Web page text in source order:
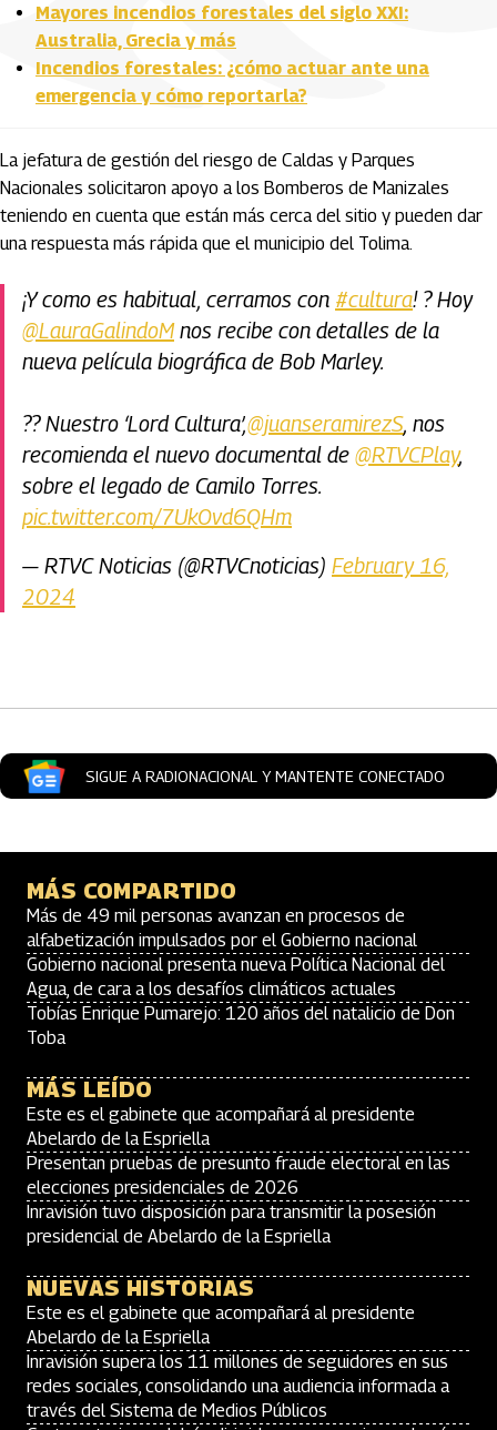
Mayores incendios forestales del siglo XXI:
Australia, Grecia y más
Incendios forestales: ¿cómo actuar ante una
emergencia y cómo reportarla?
La jefatura de gestión del riesgo de Caldas y Parques
Nacionales solicitaron apoyo a los Bomberos de Manizales
teniendo en cuenta que están más cerca del sitio y pueden dar
una respuesta más rápida que el municipio del Tolima.
¡Y como es habitual, cerramos con #cultura! ? Hoy
@LauraGalindoMnos recibe con detalles de la
nueva película biográfica de Bob Marley.
?? Nuestro ‘Lord Cultura’,@juanseramirezS, nos
recomienda el nuevo documental de @RTVCPlay,
sobre el legado de Camilo Torres.
pic.twitter.com/7UkOvd6QHm
— RTVC Noticias (@RTVCnoticias) February 16,
2024
SIGUE A RADIONACIONAL Y MANTENTE CONECTADO
MÁS COMPARTIDO
Más de 49 mil personas avanzan en procesos de
alfabetización impulsados por el Gobierno nacional
Gobierno nacional presenta nueva Política Nacional del
Agua, de cara a los desafíos climáticos actuales
Tobías Enrique Pumarejo: 120 años del natalicio de Don
Toba
MÁS LEÍDO
Este es el gabinete que acompañará al presidente
Abelardo de la Espriella
Presentan pruebas de presunto fraude electoral en las
elecciones presidenciales de 2026
Inravisión tuvo disposición para transmitir la posesión
presidencial de Abelardo de la Espriella
NUEVAS HISTORIAS
Este es el gabinete que acompañará al presidente
Abelardo de la Espriella
Inravisión supera los 11 millones de seguidores en sus
redes sociales, consolidando una audiencia informada a
través del Sistema de Medios Públicos